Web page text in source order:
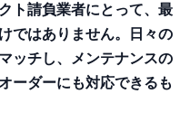
ト請負業者にとって、最
ではありません。日々の
ッチし、メンテナンスの
ーダーにも対応できるも